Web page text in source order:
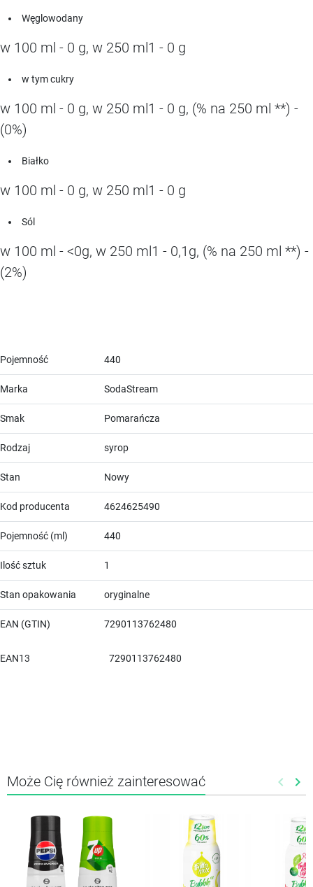
Węglowodany
w 100 ml - 0 g, w 250 ml1 - 0 g
w tym cukry
w 100 ml - 0 g, w 250 ml1 - 0 g, (% na 250 ml **) -
(0%)
Białko
w 100 ml - 0 g, w 250 ml1 - 0 g
Sól
w 100 ml - <0g, w 250 ml1 - 0,1g, (% na 250 ml **) -
(2%)
Pojemność 440
Marka SodaStream
Smak Pomarańcza
Rodzaj syrop
Stan Nowy
Kod producenta 4624625490
Pojemność (ml) 440
Ilość sztuk 1
Stan opakowania oryginalne
EAN (GTIN) 7290113762480
EAN13 7290113762480
Może Cię również zainteresować keyboard_arrow_left keyboard_arrow_right